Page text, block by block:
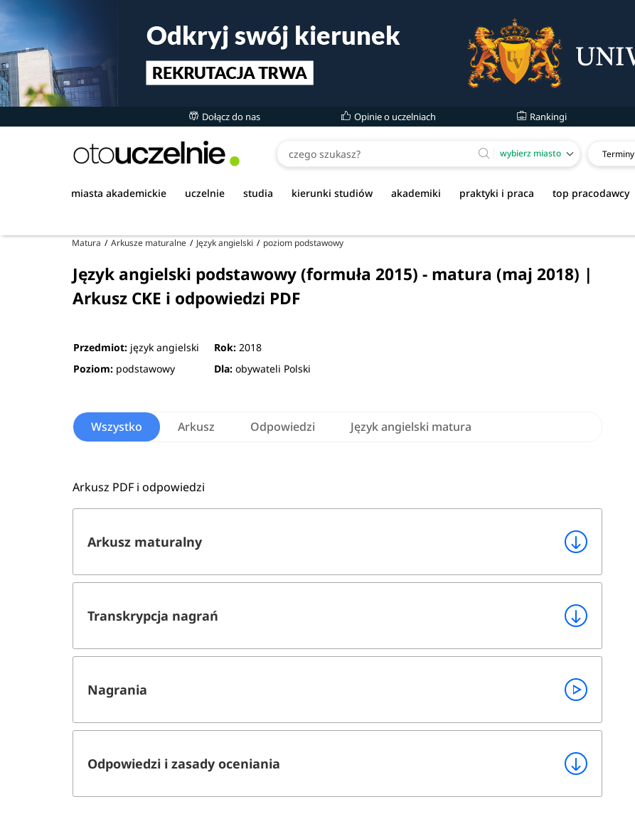
Dołącz do nas Opinie o uczelniach Rankingi
wybierz miasto Terminy
miasta akademickie uczelnie studia kierunki studiów akademiki praktyki i praca top pracodawcy
Matura Arkusze maturalne Język angielski poziom podstawowy
Język angielski podstawowy (formuła 2015) - matura (maj 2018) |
Arkusz CKE i odpowiedzi PDF
Przedmiot: język angielski Rok: 2018
Poziom: podstawowy Dla: obywateli Polski
Wszystko Arkusz Odpowiedzi Język angielski matura
Arkusz PDF i odpowiedzi
Arkusz maturalny
Transkrypcja nagrań
Nagrania
Odpowiedzi i zasady oceniania